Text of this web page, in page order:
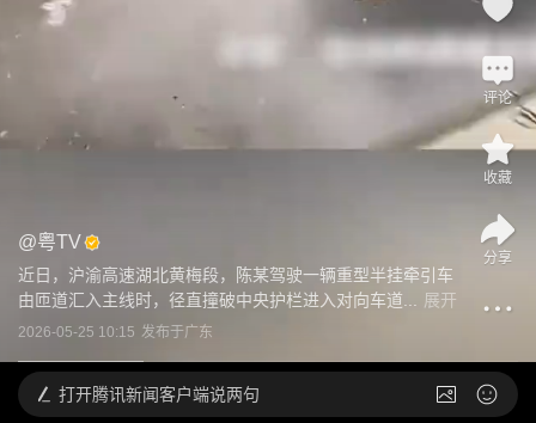
@粤TV
近日，沪渝高速湖北黄梅段，陈某驾驶一辆重型半挂牵引车
由匝道汇入主线时，径直撞破中央护栏进入对向车道...
展开
2026-05-25 10:15 发布于广东
评论
收藏
分享
打开腾讯新闻客户端说两句